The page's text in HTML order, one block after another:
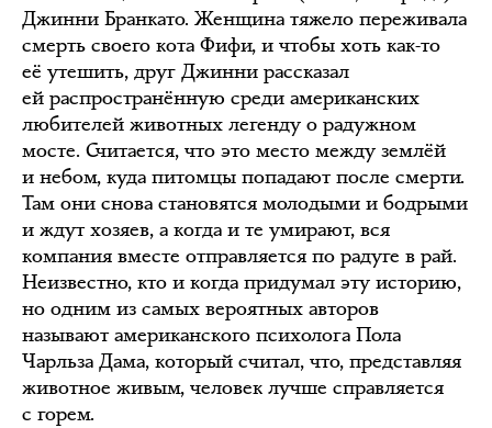
Джинни Бранкато. Женщина тяжело переживала
смерть своего кота Фифи, и чтобы хоть как-то
её утешить, друг Джинни рассказал
ей распространённую среди американских
любителей животных легенду о радужном
мосте. Считается, что это место между землёй
и небом, куда питомцы попадают после смерти.
Там они снова становятся молодыми и бодрыми
и ждут хозяев, а когда и те умирают, вся
компания вместе отправляется по радуге в рай.
Неизвестно, кто и когда придумал эту историю,
но одним из самых вероятных авторов
называют американского психолога Пола
Чарльза Дама, который считал, что, представляя
животное живым, человек лучше справляется
с горем.